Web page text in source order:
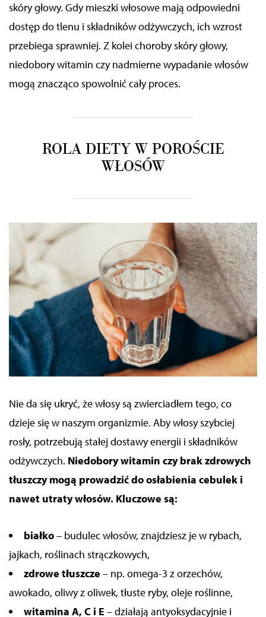
skóry głowy. Gdy mieszki włosowe mają odpowiedni
dostęp do tlenu i składników odżywczych, ich wzrost
przebiega sprawniej. Z kolei choroby skóry głowy,
niedobory witamin czy nadmierne wypadanie włosów
mogą znacząco spowolnić cały proces.
ROLA DIETY W POROŚCIE
WŁOSÓW
Nie da się ukryć, że włosy są zwierciadłem tego, co
dzieje się w naszym organizmie. Aby włosy szybciej
rosły, potrzebują stałej dostawy energii i składników
odżywczych. Niedobory witamin czy brak zdrowych
tłuszczy mogą prowadzić do osłabienia cebulek i
nawet utraty włosów. Kluczowe są:
białko– budulec włosów, znajdziesz je w rybach,
jajkach, roślinach strączkowych,
zdrowe tłuszcze – np. omega-3 z orzechów,
awokado, oliwy z oliwek, tłuste ryby, oleje roślinne,
witamina A, C i E – działają antyoksydacyjnie i